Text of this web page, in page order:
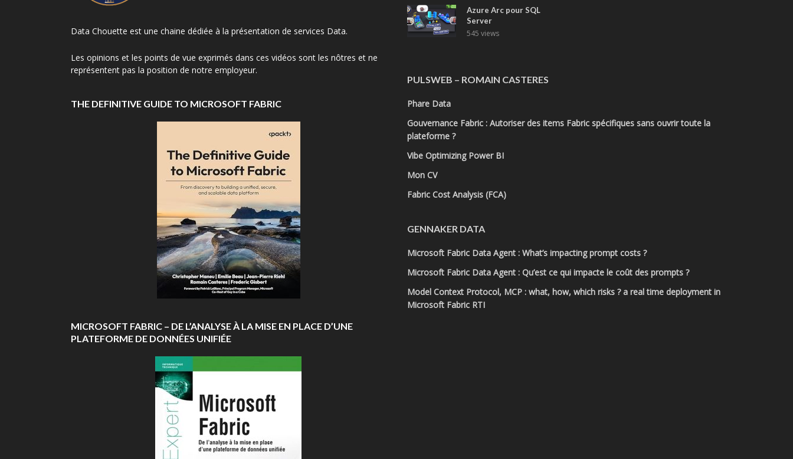
Data Chouette est une chaine dédiée à la présentation de services Data.
Les opinions et les points de vue exprimés dans ces vidéos sont les nôtres et ne
représentent pas la position de notre employeur.
THE DEFINITIVE GUIDE TO MICROSOFT FABRIC
MICROSOFT FABRIC – DE L’ANALYSE À LA MISE EN PLACE D’UNE
PLATEFORME DE DONNÉES UNIFIÉE
Azure Arc pour SQL
Server
545 views
PULSWEB – ROMAIN CASTERES
Phare Data
Gouvernance Fabric : Autoriser des items Fabric spécifiques sans ouvrir toute la
plateforme ?
Vibe Optimizing Power BI
Mon CV
Fabric Cost Analysis (FCA)
GENNAKER DATA
Microsoft Fabric Data Agent : What’s impacting prompt costs ?
Microsoft Fabric Data Agent : Qu’est ce qui impacte le coût des prompts ?
Model Context Protocol, MCP : what, how, which risks ? a real time deployment in
Microsoft Fabric RTI